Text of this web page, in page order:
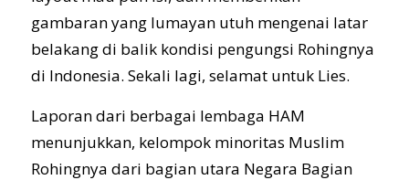
gambaran yang lumayan utuh mengenai latar
belakang di balik kondisi pengungsi Rohingnya
di Indonesia. Sekali lagi, selamat untuk Lies.
Laporan dari berbagai lembaga HAM
menunjukkan, kelompok minoritas Muslim
Rohingnya dari bagian utara Negara Bagian